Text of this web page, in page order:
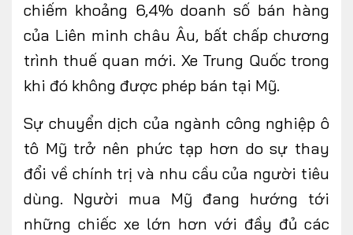
chiếm khoảng 6,4% doanh số bán hàng
của Liên minh châu Âu, bất chấp chương
trình thuế quan mới. Xe Trung Quốc trong
khi đó không được phép bán tại Mỹ.
Sự chuyển dịch của ngành công nghiệp ô
tô Mỹ trở nên phức tạp hơn do sự thay
đổi về chính trị và nhu cầu của người tiêu
dùng. Người mua Mỹ đang hướng tới
những chiếc xe lớn hơn với đầy đủ các